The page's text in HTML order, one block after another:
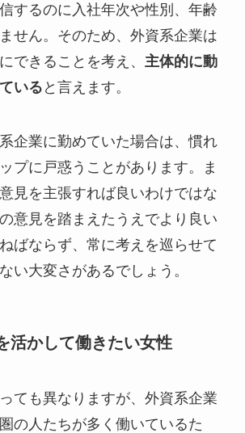
するのに入社年次や性別、年齢
せん。そのため、外資系企業は
できることを考え、 主体的に動
いる と言えます。
企業に勤めていた場合は、慣れ
プに戸惑うことがあります。ま
見を主張すれば良いわけではな
意見を踏まえたうえでより良い
ばならず、常に考えを巡らせて
い大変さがあるでしょう。
活かして働きたい女性
ても異なりますが、外資系企業
の人たちが多く働いているた